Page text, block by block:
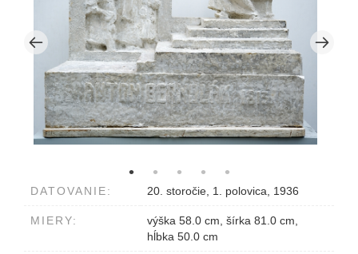
DATOVANIE: 20. storočie, 1. polovica, 1936
MIERY:
výška 58.0 cm, šírka 81.0 cm,
hĺbka 50.0 cm